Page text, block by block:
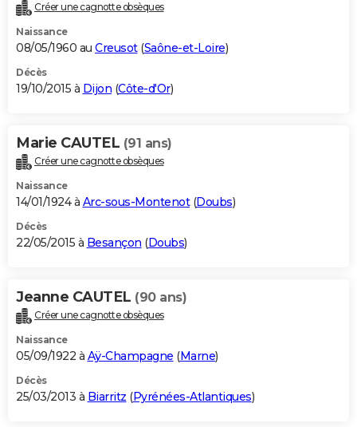
Créer une cagnotte obsèques
Naissance
08/05/1960 au Creusot(Saône-et-Loire)
Décès
19/10/2015 à Dijon (Côte-d'Or)
Marie CAUTEL (91 ans)
Créer une cagnotte obsèques
Naissance
14/01/1924 à Arc-sous-Montenot(Doubs)
Décès
22/05/2015 à Besançon (Doubs)
Jeanne CAUTEL (90 ans)
Créer une cagnotte obsèques
Naissance
05/09/1922 à Aÿ-Champagne (Marne)
Décès
25/03/2013 à Biarritz (Pyrénées-Atlantiques)